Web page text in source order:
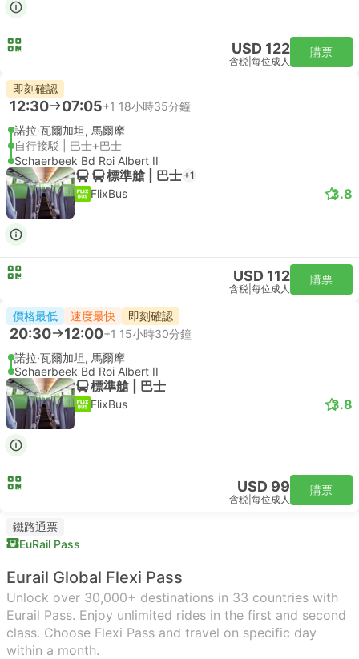
USD 122
含税 每位成人
購票
即刻確認
12:30 07:05+1 18小時35分鐘
諾拉·瓦爾加坦, 馬爾摩
自行接駁 | 巴士+巴士
Schaerbeek Bd Roi Albert II
標準艙 | 巴士 +1
FlixBus 3.8
USD 112
含税 每位成人
購票
價格最低 速度最快 即刻確認
20:30 12:00+1 15小時30分鐘
諾拉·瓦爾加坦, 馬爾摩
Schaerbeek Bd Roi Albert II
標準艙 | 巴士
FlixBus 3.8
USD 99
含税 每位成人
購票
鐵路通票
EuRail Pass
Eurail Global Flexi Pass
Unlock over 30,000+ destinations in 33 countries with
Eurail Pass. Enjoy unlimited rides in the first and second
class. Choose Flexi Pass and travel on specific day
within a month.